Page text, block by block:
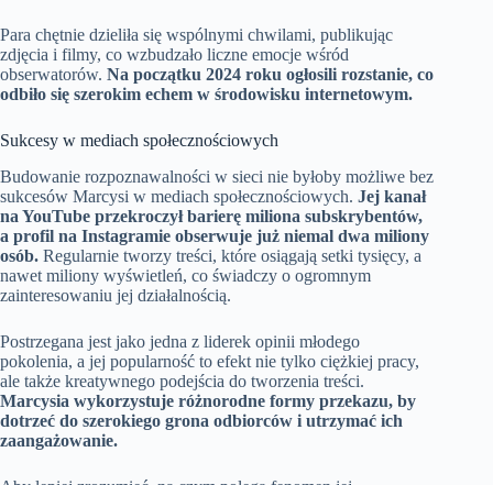
Para chętnie dzieliła się wspólnymi chwilami, publikując
zdjęcia i filmy, co wzbudzało liczne emocje wśród
obserwatorów. Na początku 2024 roku ogłosili rozstanie, co
odbiło się szerokim echem w środowisku internetowym.
Sukcesy w mediach społecznościowych
Budowanie rozpoznawalności w sieci nie byłoby możliwe bez
sukcesów Marcysi w mediach społecznościowych. Jej kanał
na YouTube przekroczył barierę miliona subskrybentów,
a profil na Instagramie obserwuje już niemal dwa miliony
osób. Regularnie tworzy treści, które osiągają setki tysięcy, a
nawet miliony wyświetleń, co świadczy o ogromnym
zainteresowaniu jej działalnością.
Postrzegana jest jako jedna z liderek opinii młodego
pokolenia, a jej popularność to efekt nie tylko ciężkiej pracy,
ale także kreatywnego podejścia do tworzenia treści.
Marcysia wykorzystuje różnorodne formy przekazu, by
dotrzeć do szerokiego grona odbiorców i utrzymać ich
zaangażowanie.